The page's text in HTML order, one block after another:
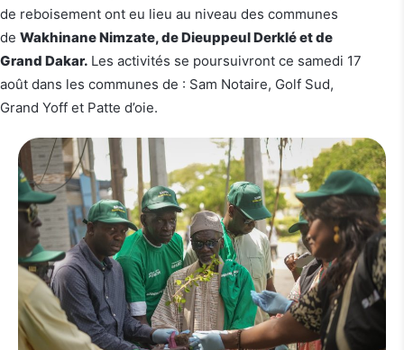
de reboisement ont eu lieu au niveau des communes
de Wakhinane Nimzate, de Dieuppeul Derklé et de
Grand Dakar. Les activités se poursuivront ce samedi 17
août dans les communes de : Sam Notaire, Golf Sud,
Grand Yoff et Patte d’oie.